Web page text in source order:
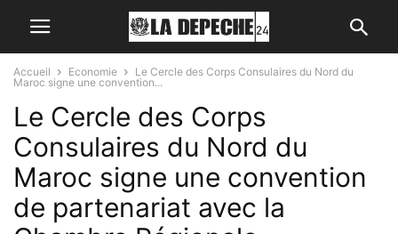
Accueil Economie
Le Cercle des Corps Consulaires du Nord du
Maroc signe une convention...
Le Cercle des Corps
Consulaires du Nord du
Maroc signe une convention
de partenariat avec la